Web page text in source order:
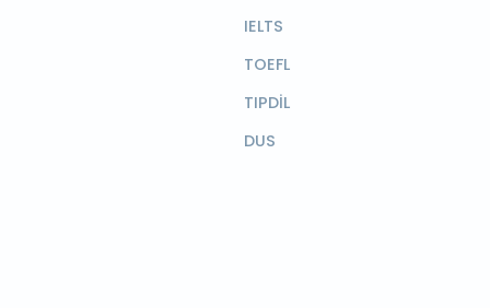
IELTS
TOEFL
TIPDİL
DUS